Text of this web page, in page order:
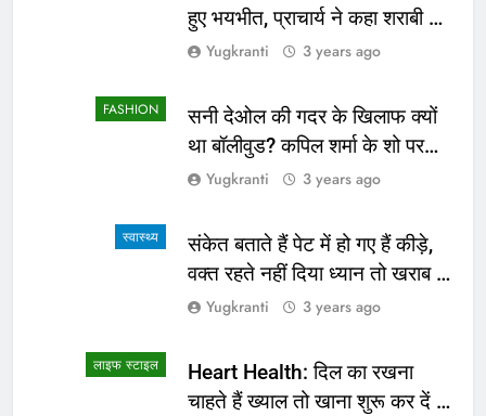
हुए भयभीत, प्राचार्य ने कहा शराबी ने
उड़ाई अफवाह
Yugkranti 3 years ago
FASHION
सनी देओल की गदर के खिलाफ क्यों
था बॉलीवुड? कपिल शर्मा के शो पर
सामने आई सच्चाई
Yugkranti 3 years ago
स्वास्थ्य
संकेत बताते हैं पेट में हो गए हैं कीड़े,
वक्त रहते नहीं दिया ध्यान तो खराब हो
जाएगी हालत
Yugkranti 3 years ago
लाइफ स्टाइल
Heart Health: दिल का रखना
चाहते हैं ख्याल तो खाना शुरू कर दें ये